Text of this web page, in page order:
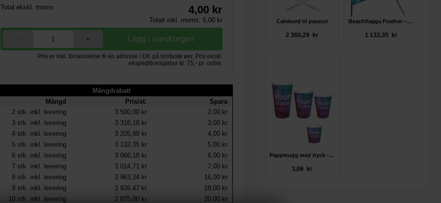
Total ekskl. moms
4,00 kr
Totalt inkl. moms: 5,00kr
- +
Pris er inkl. forsendelse til én adresse i DK på brofaste øer. Pris ekskl.
ekspeditionsgebyr kr. 75,- pr. ordre.
Mängdrabatt
Mängd
Pris/st.
Spara
2 stk. inkl. levering 3 500,00 kr
2,00 kr
3 stk. inkl. levering 3 316,18 kr
3,00 kr
4 stk. inkl. levering 3 205,88 kr
4,00 kr
5 stk. inkl. levering 3 132,35 kr
5,00 kr
6 stk. inkl. levering 3 066,18 kr
6,00 kr
7 stk. inkl. levering 3 014,71 kr
7,00 kr
8 stk. inkl. levering 2 963,24 kr
16,00 kr
9 stk. inkl. levering 2 926,47 kr
18,00 kr
10 stk. inkl. levering 2 875,00 kr 20,00 kr
Cafebord til parasol
2 360,29 kr
Beachflagga Feather – komplett paket
1 132,35 kr
Pappmugg med tryck - enkelvägg (Paper2Paper)
3,06 kr